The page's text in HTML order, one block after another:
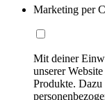
Marketing per
Mit deiner
unserer
Produkte. Dazu